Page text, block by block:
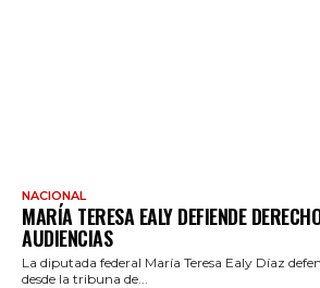
NACIONAL
MARÍA TERESA EALY DEFIENDE
AUDIENCIAS
La diputada federal María Teresa Ealy Díaz
desde la tribuna de...